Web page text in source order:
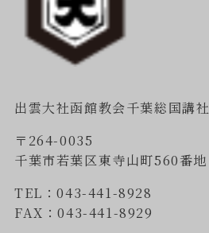
出雲大社函館教会千葉総国講社
〒264-0035
千葉市若葉区東寺山町560番地
TEL：043-441-8928
FAX：043-441-8929